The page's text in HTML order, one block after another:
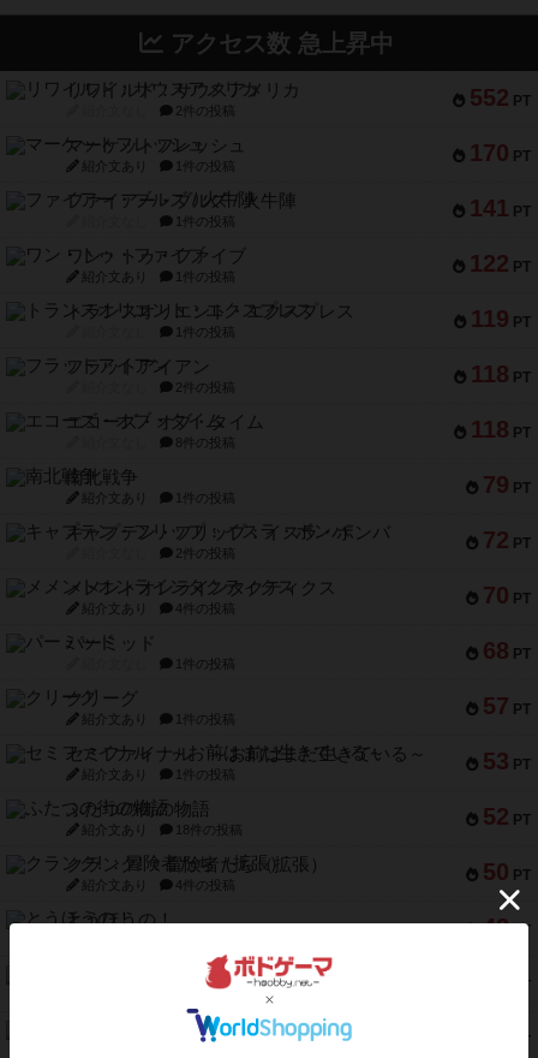
アクセス数 急上昇中
552 PT
リワイルド：サウスアメリカ
2件の投稿
170 PT
マーケットフレッシュ
紹介文あり 1件の投稿
141 PT
ファイアー・ブルズ / 火牛陣
1件の投稿
122 PT
ワン・トゥ・ファイブ
紹介文あり 1件の投稿
119 PT
トランスオリエント・エクスプレス
1件の投稿
118 PT
フラットアイアン
2件の投稿
118 PT
エコーズ・オブ・タイム
8件の投稿
79 PT
南北戦争
紹介文あり 1件の投稿
72 PT
キャプテン・フリップ：イスラ・ボンバ
2件の投稿
70 PT
メメントオンラインタクティクス
紹介文あり 4件の投稿
68 PT
パーミッド
1件の投稿
57 PT
クリーグ
紹介文あり 1件の投稿
53 PT
セミファイナル ～お前はまだ生きている～
紹介文あり 1件の投稿
52 PT
ふたつの街の物語
紹介文あり 18件の投稿
50 PT
クランク! ：冒険者たち（拡張）
紹介文あり 4件の投稿
42 PT
とうほうの！
PT
スターマイン・ラミー ポケット
PT